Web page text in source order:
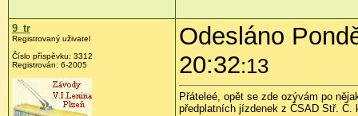
9_tr
Registrovaný uživatel
Číslo příspěvku: 3312
Registrován: 6-2005
Odesláno
20:32:13
Přáteleé, opět se zde ozývám po
předplatních jízdenek z ČSAD Stř. Č.